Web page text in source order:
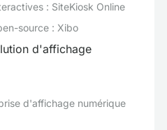
: SiteKiosk Online
source : Xibo
d'affichage
d'affichage numérique